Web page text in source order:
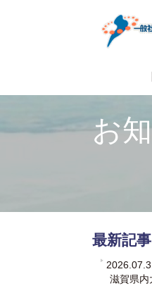
お
最新記事
滋賀県内